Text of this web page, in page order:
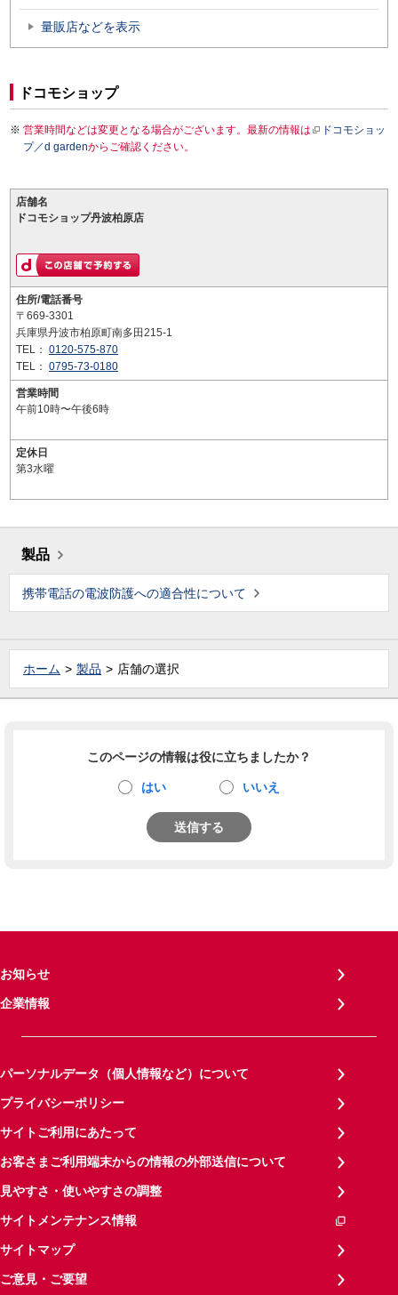
量販店などを表示
ドコモショップ
営業時間などは変更となる場合がございます。最新の情報は
ドコモショッ
プ／d gardenからご確認ください。
店舗名
ドコモショップ丹波柏原店
住所/電話番号
〒669-3301
兵庫県丹波市柏原町南多田215-1
TEL： 0120-575-870
TEL： 0795-73-0180
営業時間
午前10時〜午後6時
定休日
第3水曜
製品
携帯電話の電波防護への適合性について
ホーム 製品 店舗の選択
このページの情報は役に立ちましたか？
はい いいえ
送信する
お知らせ
企業情報
パーソナルデータ（個人情報など）について
プライバシーポリシー
サイトご利用にあたって
お客さまご利用端末からの情報の外部送信について
見やすさ・使いやすさの調整
サイトメンテナンス情報
サイトマップ
ご意見・ご要望